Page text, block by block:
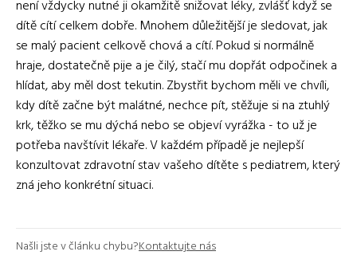
není vždycky nutné ji okamžitě snižovat léky, zvlášť když se
dítě cítí celkem dobře. Mnohem důležitější je sledovat, jak
se malý pacient celkově chová a cítí. Pokud si normálně
hraje, dostatečně pije a je čilý, stačí mu dopřát odpočinek a
hlídat, aby měl dost tekutin. Zbystřit bychom měli ve chvíli,
kdy dítě začne být malátné, nechce pít, stěžuje si na ztuhlý
krk, těžko se mu dýchá nebo se objeví vyrážka - to už je
potřeba navštívit lékaře. V každém případě je nejlepší
konzultovat zdravotní stav vašeho dítěte s pediatrem, který
zná jeho konkrétní situaci.
Našli jste v článku chybu?Kontaktujte nás